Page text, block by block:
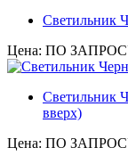
Светильник
Цена: ПО
Светильник
вверх)
Цена: ПО